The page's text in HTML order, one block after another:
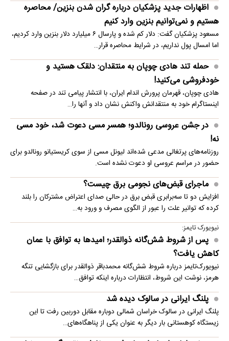
اظهارات جدید پزشکیان درباره گران شدن بنزین/ محاصره
هستیم و نمی‌توانیم بنزین وارد کنیم
مسعود پزشکیان گفت: دلار کم شده و پارسال ۶ میلیارد دلار بنزین وارد کردیم،
اما امسال پول نداریم، در شرایط محاصره قرار…
حمله تند هادی چوپان به منتقدان: دلقک هستید و
خودفروشی می‌کنید!
هادی چوپان، قهرمان پرورش اندام ایران، با انتشار پیامی تند در صفحه
اینستاگرام خود به منتقدانش واکنش نشان داد و آنها را…
در جشن عروسی رونالدو؛ همسر مسی دعوت شد، خود مسی
نه!
روزنامه‌های پرتغالی مدعی شده‌اند لیونل مسی از سوی کریستیانو رونالدو برای
حضور در مراسم عروسی او دعوت نشده است.
ماجرای قبض‌های نجومی برق چیست؟
افزایش دو تا سه‌برابری قبض برق در حالی صدای اعتراض مشترکان را بلند
کرده که توانیر علت را عبور از الگوی مصرف و ورود به…
نیویورک تایمز:
پس از شروط شش‌گانه ذوالقدر؛ امیدها به توافق با عمان
کاهش یافت؟
نیویورک‌تایمز درباره شروط شش‌گانه محمدباقر ذوالقدر برای بازگشایی تنگه
هرمز، نوشت این شروط، انتظارات درباره اینکه توافق…
پلنگ ایرانی در سالوک دیده شد
پلنگ ایرانی در سالوک خراسان شمالی دوباره مقابل دوربین رفت تا این
زیستگاه کوهستانی بار دیگر به عنوان یکی از پناهگاه‌های…